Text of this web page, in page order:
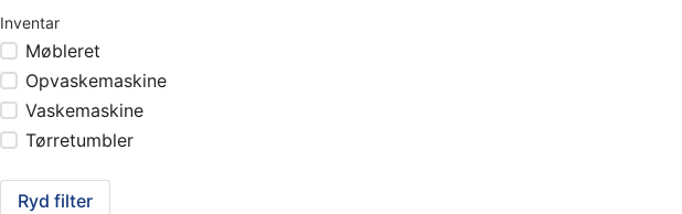
Inventar
Møbleret
Opvaskemaskine
Vaskemaskine
Tørretumbler
Ryd filter